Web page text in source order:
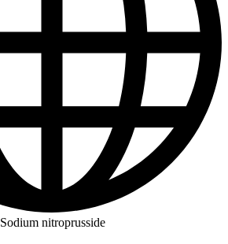
Sodium nitroprusside